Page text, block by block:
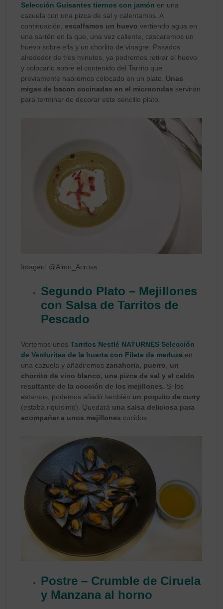
Selección Guisantes tiernos con jamón en una
cazuela con una pizca de sal y calentamos. A
continuación, escalfamos un huevo vertiendo agua en
una sartén en la que, una vez caliente, cascaremos un
huevo sobre ella y un chorlito de vinagre. Pasados
alrededor de tres minutos, ya podremos retirar el huevo
y colocarlo sobre el contenido del Tarrito que
previamente habremos colocado en un plato. Unas
migas de bacon cocinadas en el microondas servirán
para terminar de decorar este sencillo plato.
Imagen: @Almu_Across
Segundo Plato – Mejillones
con Salsa de Tarritos de
Pescado
Vertemos unosTarritos Nestlé NATURNES Selección
de Verduritas de la huerta con Filete de merluza en
una cazuela y añadiremos zanahoria, puerro, un
chorrito de vino blanco, una pizca de sal y el caldo
resultante de la cocción de los mejillones. Si los
estamos, podemos añadir también un poquito de curry
(estaba riquísimo). Quedará una salsa deliciosa para
acompañar a unos mejillones cocidos.
Postre – Crumble de Ciruela
y Manzana al horno